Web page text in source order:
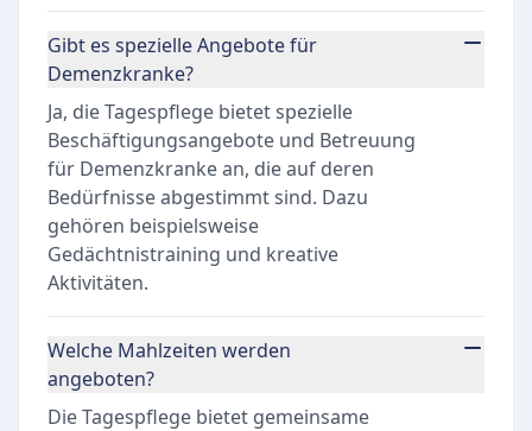
Gibt es spezielle Angebote für
Demenzkranke?
Ja, die Tagespflege bietet spezielle
Beschäftigungsangebote und Betreuung
für Demenzkranke an, die auf deren
Bedürfnisse abgestimmt sind. Dazu
gehören beispielsweise
Gedächtnistraining und kreative
Aktivitäten.
Welche Mahlzeiten werden
angeboten?
Die Tagespflege bietet gemeinsame